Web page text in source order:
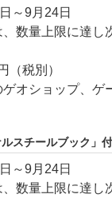
～9月24日
数量上限に達し
（税別）
ゲオショップ、ゲ
スチールブック」
～9月24日
数量上限に達し